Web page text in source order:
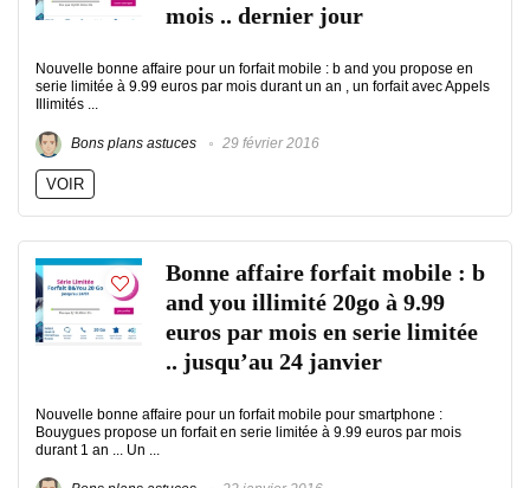
mois .. dernier jour
Nouvelle bonne affaire pour un forfait mobile : b and you propose en
serie limitée à 9.99 euros par mois durant un an , un forfait avec Appels
Illimités ...
Bons plans astuces 29 février 2016
VOIR
Bonne affaire forfait mobile : b
and you illimité 20go à 9.99
euros par mois en serie limitée
.. jusqu’au 24 janvier
Nouvelle bonne affaire pour un forfait mobile pour smartphone :
Bouygues propose un forfait en serie limitée à 9.99 euros par mois
durant 1 an ... Un ...